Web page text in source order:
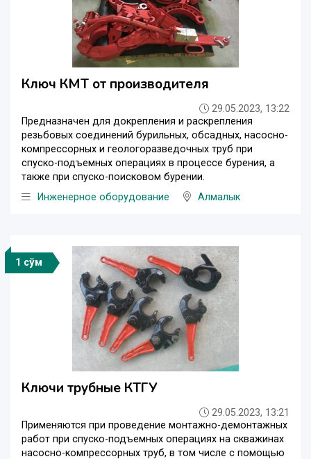
Ключ КМТ от производителя
29.05.2023, 13:22
Предназначен для докрепления и раскрепления
резьбовых соединений бурильных, обсадных, насосно-
компрессорных и геологоразведочных труб при
спуско-подъемных операциях в процессе бурения, а
также при спуско-поисковом бурении.
Инженерное оборудование
Алмалык
1 сўм
Ключи трубные КТГУ
29.05.2023, 13:21
Применяются при проведение монтажно-демонтажных
работ при спуско-подъемных операциях на скважинах
насосно-компрессорных труб, в том числе с помощью